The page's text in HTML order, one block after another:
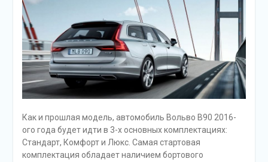
Как и прошлая модель, автомобиль Вольво В90 2016-
ого года будет идти в 3-х основных комплектациях:
Стандарт, Комфорт и Люкс. Самая стартовая
комплектация обладает наличием бортового